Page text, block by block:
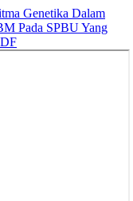
Genetika Dalam
Pada SPBU Yang